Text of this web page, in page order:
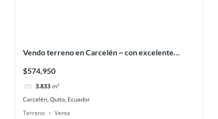
Vendo terreno en Carcelén ~ con excelente
$574,950
3.833 m²
Carcelén, Quito, Ecuador
Terreno
Venta